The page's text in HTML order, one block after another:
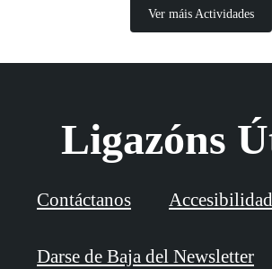
Ver máis Actividades
Ligazóns
Contáctanos Accesibilidad
Darse de Baja del Newsletter